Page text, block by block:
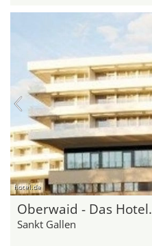
hotel.de
Oberwaid - Das Hotel.
Sankt Gallen